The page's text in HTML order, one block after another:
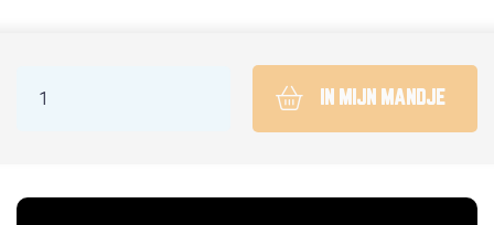
IN MIJN MANDJE